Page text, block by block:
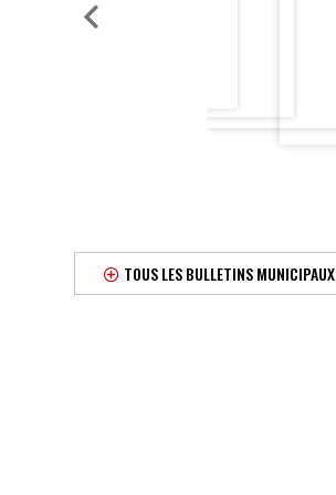
TOUS LES BULLETINS MUNICIPAUX